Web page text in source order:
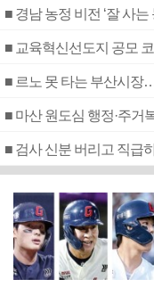
■ 경남 농정 비전 ‘잘 사
■ 교육혁신선도지 공모
■ 르노 못 타는 부산시장
■ 마산 원도심 행정·주거